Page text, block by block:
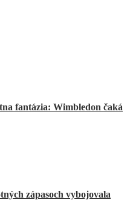
fantázia: Wimbledon čaká
zápasoch vybojovala